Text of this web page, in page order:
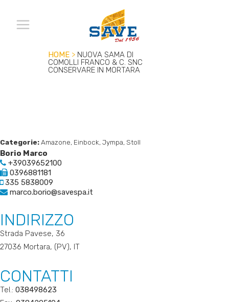
HOME > NUOVA SAMA DI
COMOLLI FRANCO & C. SNC
CONSERVARE IN MORTARA
Categorie:Amazone, Einbock, Jympa, Stoll
Borio Marco
+39039652100
0396881181
335 5838009
marco.borio@savespa.it
INDIRIZZO
Strada Pavese, 36
27036 Mortara, (PV), IT
CONTATTI
Tel.: 038498623